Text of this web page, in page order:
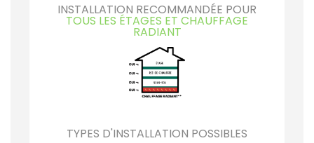
INSTALLATION RECOMMANDÉE POUR
TOUS LES ÉTAGES ET CHAUFFAGE
RADIANT
TYPES D'INSTALLATION POSSIBLES